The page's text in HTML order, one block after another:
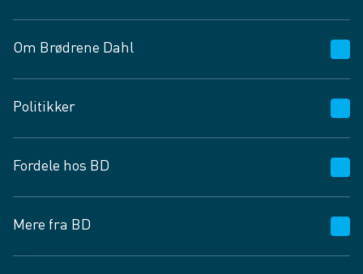
Om Brødrene Dahl
Vagttelefon 30 10 89 89
Spørgsmål og svar
Job og karriere
Fødevarekontrolrapport
Politikker
Privatlivspolitik
Cookies
Vilkår og betingelser
Fordele hos BD
BD app
BD.dk services
Mere fra BD